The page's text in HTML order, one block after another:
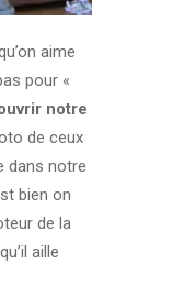
aime
pour «
notre
de ceux
dans notre
bien on
de la
aille